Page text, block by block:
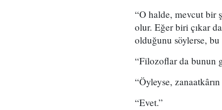
“O halde, mevcut bir
olur. Eğer biri çıkar
olduğunu söylerse,
“Filozoflar da bunun
“Öyleyse,
“Evet.”